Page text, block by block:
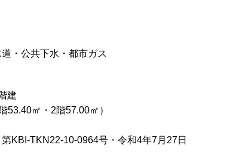
・公共下水・都市ガス
建
53.40㎡・2階57.00㎡）
KBI-TKN22-10-0964号・令和4年7月27日